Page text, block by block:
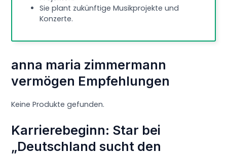
Sie plant zukünftige Musikprojekte und
Konzerte.
anna maria zimmermann
vermögen Empfehlungen
Keine Produkte gefunden.
Karrierebeginn: Star bei
„Deutschland sucht den